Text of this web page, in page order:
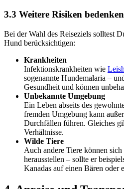
3.3 Weitere Risiken bedenken
Bei der Wahl des Reiseziels solltest
Hund berücksichtigen:
Krankheiten
Infektionskrankheiten wie
sogenannte Hundemalaria –
Gesundheit und können
Unbekannte Umgebung
Ein Leben abseits des
fremden Umgebung kann
Durchfällen führen. Gleiches
Verhältnisse.
Wilde Tiere
Auch andere Tiere können
herausstellen – sollte er
Kanadas auf einen Bären oder